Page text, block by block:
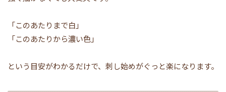
「このあたりまで白」
「このあたりから濃い色」
という目安がわかるだけで、刺し始めがぐっと楽になります。